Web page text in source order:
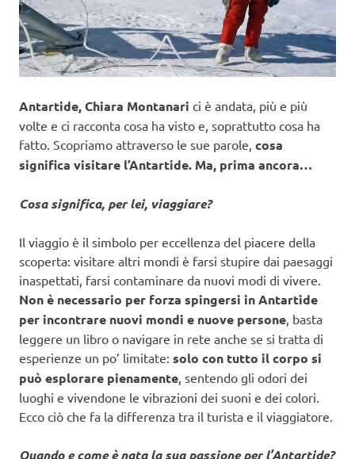
Antartide,Chiara Montanari ci è andata, più e più
volte e ci racconta cosa ha visto e, soprattutto cosa ha
fatto. Scopriamo attraverso le sue parole, cosa
significa visitare l’Antartide. Ma, prima ancora…
Cosa significa, per lei, viaggiare?
Il viaggio è il simbolo per eccellenza del piacere della
scoperta: visitare altri mondi è farsi stupire dai paesaggi
inaspettati, farsi contaminare da nuovi modi di vivere.
Non è necessario per forza spingersi in Antartide
per incontrare nuovi mondi e nuove persone , basta
leggere un libro o navigare in rete anche se si tratta di
esperienze un po’ limitate: solo con tutto il corpo si
può esplorare pienamente , sentendo gli odori dei
luoghi e vivendone le vibrazioni dei suoni e dei colori.
Ecco ciò che fa la differenza tra il turista e il viaggiatore.
Quando e come è nata la sua passione per l’Antartide?